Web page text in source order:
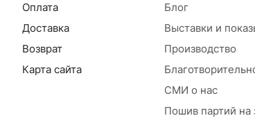
Оплата
Доставка
Возврат
Карта сайта
Блог
Выставки и
Производство
СМИ о нас
Пошив партий на